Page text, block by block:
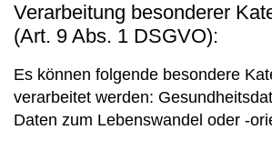
Verarbeitung besonderer
(Art. 9 Abs. 1 DSGVO):
Es können folgende besondere
verarbeitet werden:
Daten zum Lebenswandel oder -